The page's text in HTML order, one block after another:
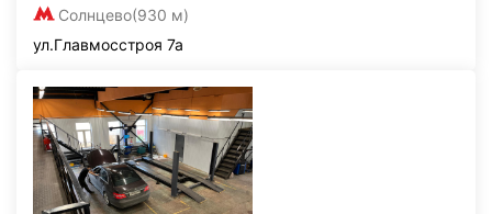
Солнцево(930 м)
ул.Главмосстроя 7а